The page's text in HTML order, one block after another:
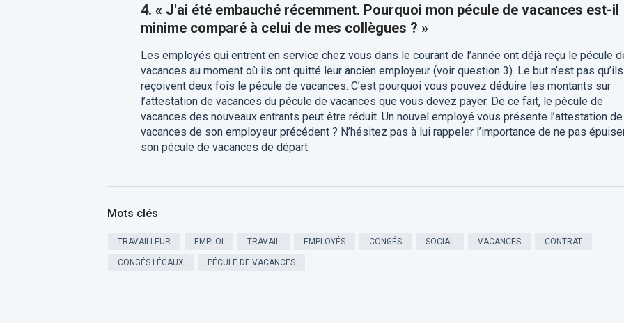
4. « J'ai été embauché récemment. Pourquoi mon pécule de vacances est-il
minime comparé à celui de mes collègues ? »
Les employés qui entrent en service chez vous dans le courant de l’année ont déjà reçu le pécule
vacances au moment où ils ont quitté leur ancien employeur (voir question 3). Le but n’est pas qu’ils
reçoivent deux fois le pécule de vacances. C’est pourquoi vous pouvez déduire les montants sur
l’attestation de vacances du pécule de vacances que vous devez payer. De ce fait, le pécule de
vacances des nouveaux entrants peut être réduit. Un nouvel employé vous présente l’attestation de
vacances de son employeur précédent ? N’hésitez pas à lui rappeler l’importance de ne pas
son pécule de vacances de départ.
Mots clés
TRAVAILLEUR EMPLOI TRAVAIL EMPLOYÉS CONGÉS SOCIAL VACANCES CONTRAT
CONGÉS LÉGAUX PÉCULE DE VACANCES